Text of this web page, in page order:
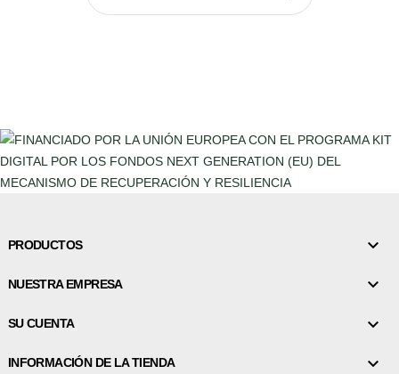
PRODUCTOS 
NUESTRA EMPRESA 
SU CUENTA 
INFORMACIÓN DE LA TIENDA 